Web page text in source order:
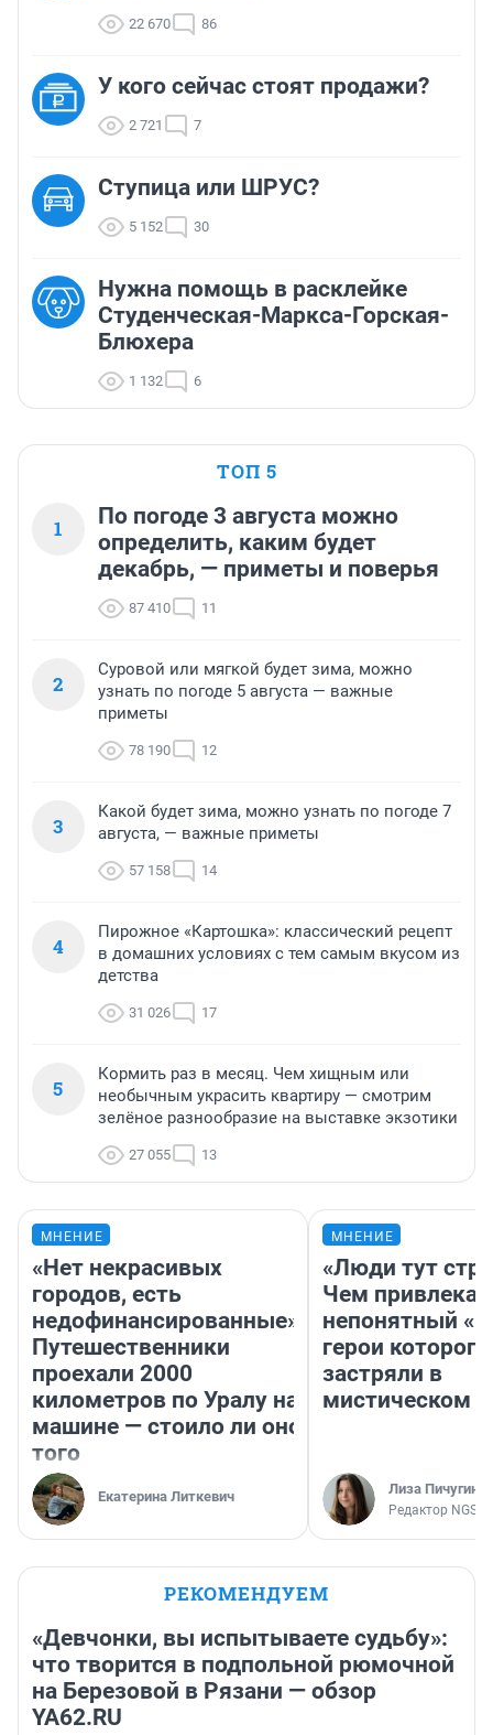
22 670 86
У кого сейчас стоят продажи?
2 721 7
Ступица или ШРУС?
5 152 30
Нужна помощь в расклейке
Студенческая-Маркса-Горская-
Блюхера
1 132 6
ТОП 5
1
По погоде 3 августа можно
определить, каким будет
декабрь, — приметы и поверья
87 410 11
2
Суровой или мягкой будет зима, можно
узнать по погоде 5 августа — важные
приметы
78 190 12
3
Какой будет зима, можно узнать по погоде 7
августа, — важные приметы
57 158 14
4
Пирожное «Картошка»: классический рецепт
в домашних условиях с тем самым вкусом из
детства
31 026 17
5
Кормить раз в месяц. Чем хищным или
необычным украсить квартиру — смотрим
зелёное разнообразие на выставке экзотики
27 055 13
МНЕНИЕ
«Нет некрасивых
городов, есть
недофинансированные».
Путешественники
проехали 2000
километров по Уралу на
машине — стоило ли оно
того
Екатерина Литкевич
МНЕНИЕ
«Люди тут
Чем
непонятный
герои которого
застряли в
мистическом
Лиза Пичугина
Редактор
РЕКОМЕНДУЕМ
«Девчонки, вы испытываете судьбу»:
что творится в подпольной рюмочной
на Березовой в Рязани — обзор
YA62.RU